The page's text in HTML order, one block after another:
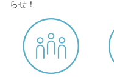
らせ！